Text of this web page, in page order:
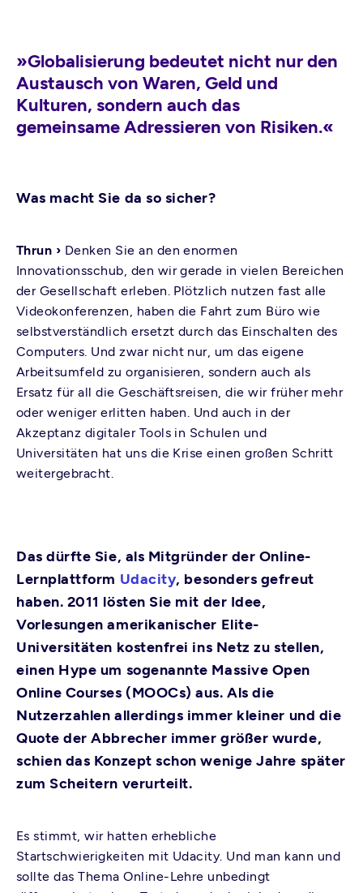
»Globalisierung bedeutet nicht nur den
Austausch von Waren, Geld und
Kulturen, sondern auch das
gemeinsame Adressieren von Risiken.«
Was macht Sie da so sicher?
Thrun › Denken Sie an den enormen
Innovationsschub, den wir gerade in vielen Bereichen
der Gesellschaft erleben. Plötzlich nutzen fast alle
Videokonferenzen, haben die Fahrt zum Büro wie
selbstverständlich ersetzt durch das Einschalten des
Computers. Und zwar nicht nur, um das eigene
Arbeitsumfeld zu organisieren, sondern auch als
Ersatz für all die Geschäftsreisen, die wir früher mehr
oder weniger erlitten haben. Und auch in der
Akzeptanz digitaler Tools in Schulen und
Universitäten hat uns die Krise einen großen Schritt
weitergebracht.
Das dürfte Sie, als Mitgründer der Online-
Lernplattform Udacity, besonders gefreut
haben. 2011 lösten Sie mit der Idee,
Vorlesungen amerikanischer Elite-
Universitäten kostenfrei ins Netz zu stellen,
einen Hype um sogenannte Massive Open
Online Courses (MOOCs) aus. Als die
Nutzerzahlen allerdings immer kleiner und die
Quote der Abbrecher immer größer wurde,
schien das Konzept schon wenige Jahre später
zum Scheitern verurteilt.
Es stimmt, wir hatten erhebliche
Startschwierigkeiten mit Udacity. Und man kann und
sollte das Thema Online-Lehre unbedingt